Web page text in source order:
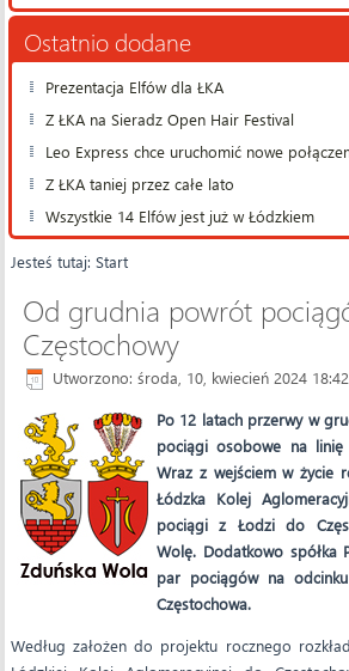
Ostatnio dodane
Prezentacja Elfów dla ŁKA
Z ŁKA na Sieradz Open Hair Festival
Leo Express chce uruchomić nowe
Z ŁKA taniej przez całe lato
Wszystkie 14 Elfów jest już w Łódzkiem
Jesteś tutaj:Start
Od grudnia powrót
Częstochowy
Utworzono: środa, 10, kwiecień 2024 18:42
Po 12 latach przerwy w
pociągi osobowe na
Wraz z wejściem w życie
Łódzka Kolej
pociągi z Łodzi do
Wolę. Dodatkowo spółka
par pociągów na
Częstochowa.
Według założen do projektu rocznego